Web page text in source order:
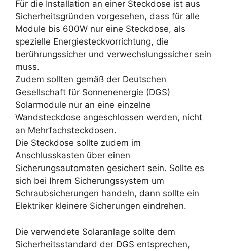
Für die Installation an einer Steckdose ist aus
Sicherheitsgründen vorgesehen, dass für alle
Module bis 600W nur eine Steckdose, als
spezielle Energiesteckvorrichtung, die
berührungssicher und verwechslungssicher sein
muss.
Zudem sollten gemäß der Deutschen
Gesellschaft für Sonnenenergie (DGS)
Solarmodule nur an eine einzelne
Wandsteckdose angeschlossen werden, nicht
an Mehrfachsteckdosen.
Die Steckdose sollte zudem im
Anschlusskasten über einen
Sicherungsautomaten gesichert sein. Sollte es
sich bei Ihrem Sicherungssystem um
Schraubsicherungen handeln, dann sollte ein
Elektriker kleinere Sicherungen eindrehen.
Die verwendete Solaranlage sollte dem
Sicherheitsstandard der DGS entsprechen,